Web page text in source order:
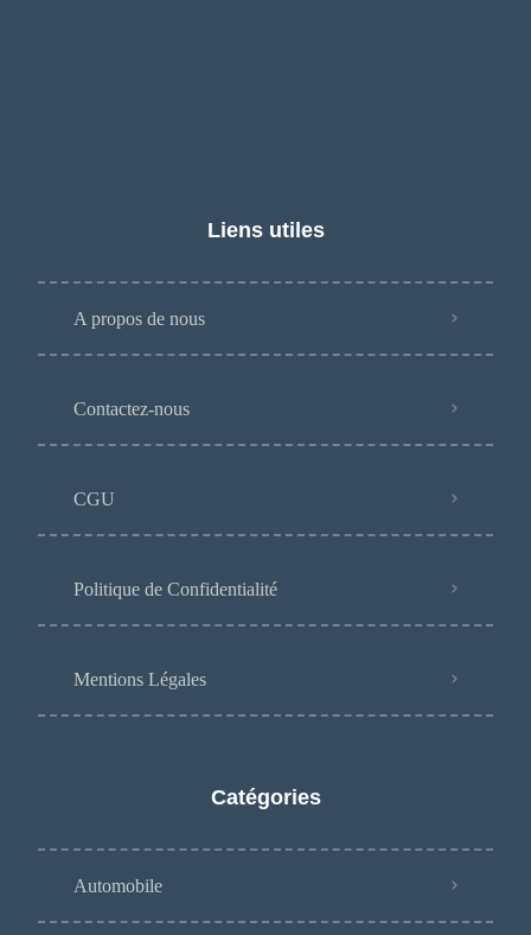
Liens utiles
A propos de nous
Contactez-nous
CGU
Politique de Confidentialité
Mentions Légales
Catégories
Automobile